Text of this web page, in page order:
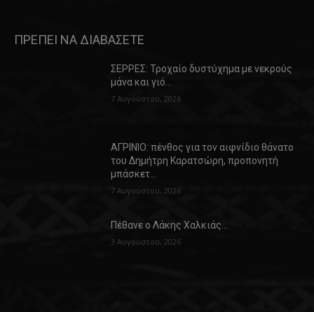
ΠΡΕΠΕΙ ΝΑ ΔΙΑΒΑΣΕΤΕ
ΣΕΡΡΕΣ: Τροχαίο δυστύχημα με νεκρούς
μάνα και γιό…
7 Αυγούστου, 2026
ΑΓΡΙΝΙΟ: πένθος για τον αιφνίδιο θάνατο
του Δημήτρη Καρατσώρη, προπονητή
μπάσκετ…
7 Αυγούστου, 2026
Πέθανε ο Λάκης Χαλκιάς…
3 Αυγούστου, 2026